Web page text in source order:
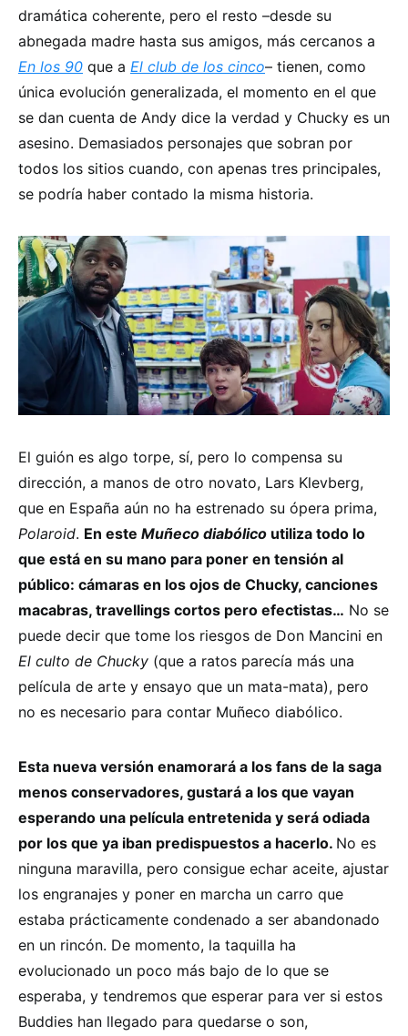
dramática coherente, pero el resto –desde su
abnegada madre hasta sus amigos, más cercanos a
En los 90 que a El club de los cinco– tienen, como
única evolución generalizada, el momento en el que
se dan cuenta de Andy dice la verdad y Chucky es un
asesino. Demasiados personajes que sobran por
todos los sitios cuando, con apenas tres principales,
se podría haber contado la misma historia.
El guión es algo torpe, sí, pero lo compensa su
dirección, a manos de otro novato, Lars Klevberg,
que en España aún no ha estrenado su ópera prima,
Polaroid. En este Muñeco diabólico utiliza todo lo
que está en su mano para poner en tensión al
público: cámaras en los ojos de Chucky, canciones
macabras, travellings cortos pero efectistas… No se
puede decir que tome los riesgos de Don Mancini en
El culto de Chucky (que a ratos parecía más una
película de arte y ensayo que un mata-mata), pero
no es necesario para contar Muñeco diabólico.
Esta nueva versión enamorará a los fans de la saga
menos conservadores, gustará a los que vayan
esperando una película entretenida y será odiada
por los que ya iban predispuestos a hacerlo. No es
ninguna maravilla, pero consigue echar aceite, ajustar
los engranajes y poner en marcha un carro que
estaba prácticamente condenado a ser abandonado
en un rincón. De momento, la taquilla ha
evolucionado un poco más bajo de lo que se
esperaba, y tendremos que esperar para ver si estos
Buddies han llegado para quedarse o son,